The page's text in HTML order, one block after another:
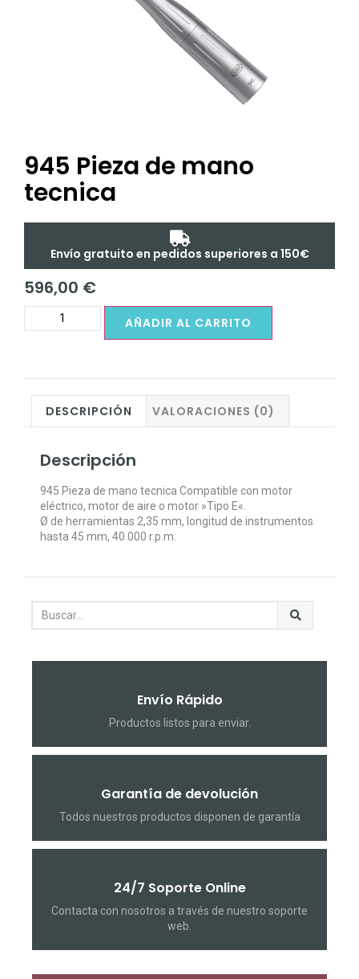
945 Pieza de mano
tecnica
Envío gratuito en pedidos superiores a 150€
596,00 €
AÑADIR AL CARRITO
DESCRIPCIÓN VALORACIONES (0)
Descripción
945 Pieza de mano tecnica Compatible con motor
eléctrico, motor de aire o motor »Tipo E«.
Ø de herramientas 2,35 mm, longitud de instrumentos
hasta 45 mm, 40.000 r.p.m.
Envío Rápido
Productos listos para enviar.
Garantía de devolución
Todos nuestros productos disponen de garantía
24/7 Soporte Online
Contacta con nosotros a través de nuestro soporte
web.